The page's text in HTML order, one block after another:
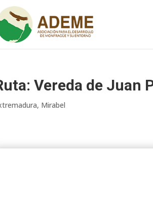
Vereda de Juan
, Mirabel